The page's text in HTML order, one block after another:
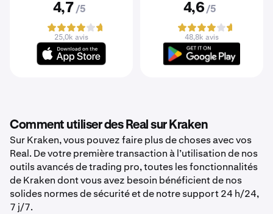
4,7 /5
25,0k avis
4,6 /5
48,8k avis
Comment utiliser des Real sur Kraken
Sur Kraken, vous pouvez faire plus de choses avec vos
Real. De votre première transaction à l’utilisation de nos
outils avancés de trading pro, toutes les fonctionnalités
de Kraken dont vous avez besoin bénéficient de nos
solides normes de sécurité et de notre support 24 h/24,
7 j/7.